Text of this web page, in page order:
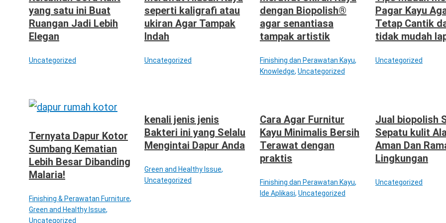
yang satu ini Buat
Ruangan Jadi Lebih
Elegan
Uncategorized
seperti kaligrafi atau
ukiran Agar Tampak
Indah
Uncategorized
dengan Biopolish®
agar senantiasa
tampak artistik
Finishing dan Perawatan Kayu,
Knowledge, Uncategorized
Pagar Kayu
Tetap Cantik
tidak mudah
Uncategorized
Ternyata Dapur Kotor
Sumbang Kematian
Lebih Besar Dibanding
Malaria!
Finishing & Perawatan Furniture,
Green and Healthy Issue,
Uncategorized
kenali jenis jenis
Bakteri ini yang Selalu
Mengintai Dapur Anda
Green and Healthy Issue,
Uncategorized
Cara Agar Furnitur
Kayu Minimalis Bersih
Terawat dengan
praktis
Finishing dan Perawatan Kayu,
Ide Aplikasi, Uncategorized
Jual biopolish
Sepatu kulit
Aman Dan
Lingkungan
Uncategorized